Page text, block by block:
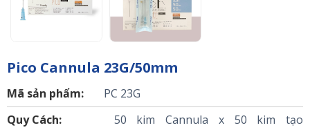
Pico Cannula 23G/50mm
Mã sản phẩm:
PC 23G
Quy Cách:
50 kim Cannula x 50 kim tạo